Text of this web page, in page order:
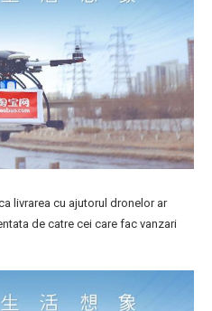
livrarea cu ajutorul dronelor ar
de catre cei care fac vanzari